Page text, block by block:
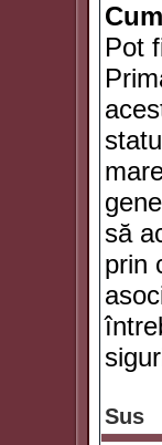
Pot
să
prin
Sus